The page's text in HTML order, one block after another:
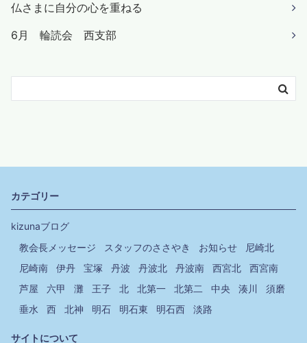
仏さまに自分の心を重ねる
6月 輪読会 西支部
カテゴリー
kizunaブログ
教会長メッセージ
スタッフのささやき お知らせ
尼崎北
尼崎南
伊丹 宝塚 丹波 丹波北 丹波南 西宮北
西宮南
芦屋
六甲 灘 王子 北 北第一 北第二 中央 湊川
須磨
垂水
西 北神 明石 明石東 明石西 淡路
サイトについて